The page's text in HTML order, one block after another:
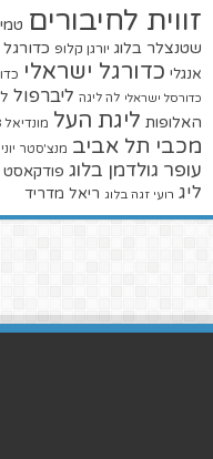
זווית לחיבורים
שטנצלר בלוג יורגן קלופ כדורגל
אנגלי כדורגל ישראלי
כדורסל ישראלי לה ליגה ליברפול
האלופות ליגת העל מונדיאל 2018
מכבי תל אביב מנצ'סטר
עופר גולדמן בלוג פודקאסט
ליג רועי זגה בלוג ריאל מדריד